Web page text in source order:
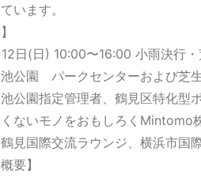
について
します
プログラム公開
鶴見」が出店！
のアクセスについて
います。
日(日) 10:00〜16:00 小雨決行
公園 パークセンターおよび芝
公園指定管理者、鶴見区特化型
ないモノをおもしろくMintomo
見国際交流ラウンジ、横浜市国
要】